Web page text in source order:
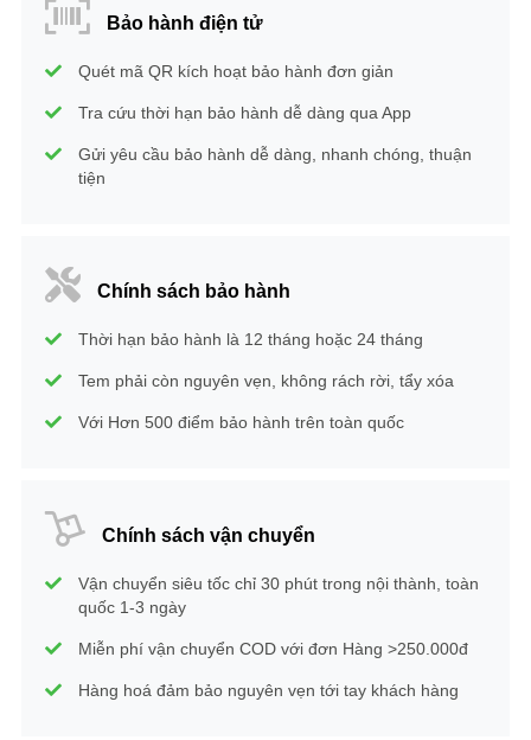
Bảo hành điện tử
Quét mã QR kích hoạt bảo hành đơn giản
Tra cứu thời hạn bảo hành dễ dàng qua App
Gửi yêu cầu bảo hành dễ dàng, nhanh chóng, thuận
tiện
Chính sách bảo hành
Thời hạn bảo hành là 12 tháng hoặc 24 tháng
Tem phải còn nguyên vẹn, không rách rời, tẩy xóa
Với Hơn 500 điểm bảo hành trên toàn quốc
Chính sách vận chuyển
Vận chuyển siêu tốc chỉ 30 phút trong nội thành, toàn
quốc 1-3 ngày
Miễn phí vận chuyển COD với đơn Hàng >250.000đ
Hàng hoá đảm bảo nguyên vẹn tới tay khách hàng